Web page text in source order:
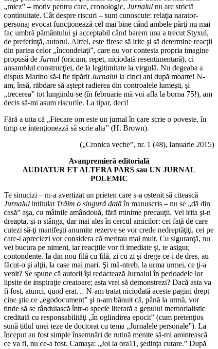
„miez” – motiv pentru care, cronologic, Jurnalul nu are strictă
continuitate. Cât despre riscuri – sunt cunoscute: relaţia narator-
personaj evocat funcţionează cel mai bine când ambele părţi nu mai
fac umbră pământului şi acceptabil când barem una a trecut Styxul,
de preferinţă, autorul. Altfel, este firesc să irite şi să determine reacţii
din partea celor „încondeiaţi”, care nu vor contesta propria imagine
propusă de Jurnal (oricum, repet, niciodată resentimentară), ci
ansamblul construcţiei, de la legitimitate la virgulă. Nu degeaba a
dispus Marino să-i fie tipăritJurnalul la cinci ani după moarte! N-
am, însă, răbdare să aştept radierea din controalele lumeşti, şi
„trecerea” tot lungindu-se (în februarie mă voi afla la borna 75!), am
decis să-mi asum riscurile. La tipar, deci!
Fără a uita că „Fiecare om este un jurnal în care scrie o poveste, în
timp ce intenţionează să scrie alta” (H. Brown).
(„Cronica veche”, nr. 1 (48), Ianuarie 2015)
Avanpremieră editorială
AUDIATUR ET ALTERA PARS sau UN JURNAL
POLEMIC
Te sinucizi – m-a avertizat un prieten care s-a ostenit să citească
Jurnalul intitulat Trăim o singură datăîn manuscris – nu se „dă din
casă” aşa, cu mâinile amândouă, fără minime precauţii. Vei irita şi-n
dreapta, şi-n stânga, dar mai ales în cercul amicilor: cei faţă de care
cutezi să-ţi manifeşti anumite rezerve se vor crede nedreptăţiţi, cei pe
care-i apreciezi vor considera că meritau mai mult. Cu siguranţă, nu
vei bucura pe nimeni, iar reacţiile vor fi imediate şi, te asigur,
contondente. Ia din nou filă cu filă, zi cu zi şi drege ce-i de dres, au
făcut-o şi alţii, la case mai mari. Şi mă-ntreb, la urma urmei, ce ţi-a
venit? Se spune că autorii îşi redactează Jurnalul în perioadele lor
lipsite de inspiraţie creatoare; asta vrei să demonstrezi? Dacă asta va
fi fost, atunci, quod erat… N-am tratat niciodată aceste pagini drept
cine ştie ce „egodocument” şi n-am bănuit că, până la urmă, vor
tinde să se rânduiască într-o specie literară a genului memorialistic
creditată cu responsabilităţi „în oglindirea epocii” (cum pretenţios
sună titlul unei teze de doctorat cu tema „Jurnalele personale”). La
început au fost simple însemnări de rutină menite să-mi amintească
ce va fi, nu ce-a fost. Camaşa: „Joi la ora11, şedinţa cutare.” După